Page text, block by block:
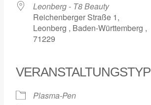
Leonberg - T8 Beauty
Reichenberger Straße 1,
Leonberg , Baden-Württemberg ,
71229
VERANSTALTUNGSTYP
Plasma-Pen